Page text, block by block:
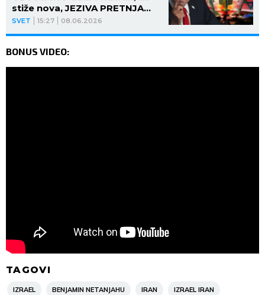
SVET 15:27 08.06.2026
stiže nova, JEZIVA PRETNJA
Bejrutu!
BONUS VIDEO:
TAGOVI
IZRAEL BENJAMIN NETANJAHU IRAN IZRAEL IRAN